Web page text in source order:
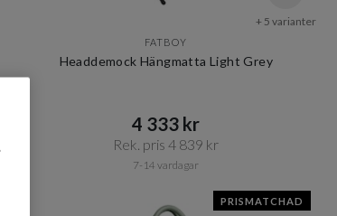
+ 5 varianter
FATBOY
Headdemock Hängmatta Light Grey
4 333 kr​​
Rek. pris 4 839 kr​​
7-14 vardagar
PRISMATCHAD